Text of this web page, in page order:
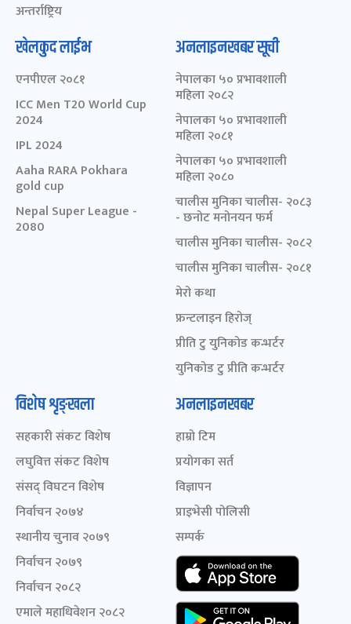
अन्तर्राष्ट्रिय
खेलकुद लाईभ
एनपीएल २०८१
ICC Men T20 World Cup
2024
IPL 2024
Aaha RARA Pokhara
gold cup
Nepal Super League -
2080
अनलाइनखबर सूची
नेपालका ५० प्रभावशाली
महिला २०८२
नेपालका ५० प्रभावशाली
महिला २०८१
नेपालका ५० प्रभावशाली
महिला २०८०
चालीस मुनिका चालीस- २०८३
- छनोट मनोनयन फर्म
चालीस मुनिका चालीस- २०८२
चालीस मुनिका चालीस- २०८१
मेरो कथा
फ्रन्टलाइन हिरोज्
प्रीति टु युनिकोड कन्भर्टर
युनिकोड टु प्रीति कन्भर्टर
विशेष शृङ्खला
सहकारी संकट विशेष
लघुवित्त संकट विशेष
संसद् विघटन विशेष
निर्वाचन २०७४
स्थानीय चुनाव २०७९
निर्वाचन २०७९
निर्वाचन २०८२
एमाले महाधिवेशन २०८२
अनलाइनखबर
हाम्रो टिम
प्रयोगका सर्त
विज्ञापन
प्राइभेसी पोलिसी
सम्पर्क